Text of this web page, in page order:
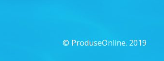
© ProduseOnline. 2019